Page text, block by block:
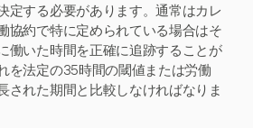
定する必要があります。通常はカレ
協約で特に定められている場合はそ
働いた時間を正確に追跡することが
を法定の35時間の閾値または労働
された期間と比較しなければなりま